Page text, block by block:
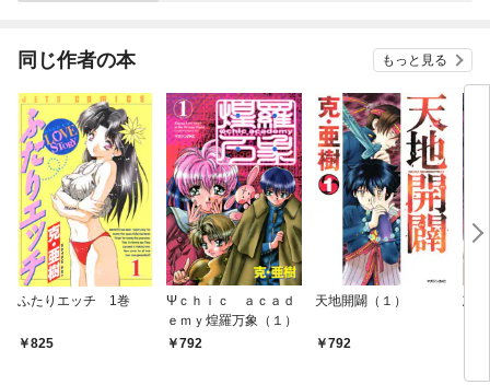
同じ作者の本 もっと見る
ふたりエッチ 1巻
825
Ψｃｈｉｃ ａｃａｄ
ｅｍｙ煌羅万象（１）
792
天地開闢（１）
792
忘